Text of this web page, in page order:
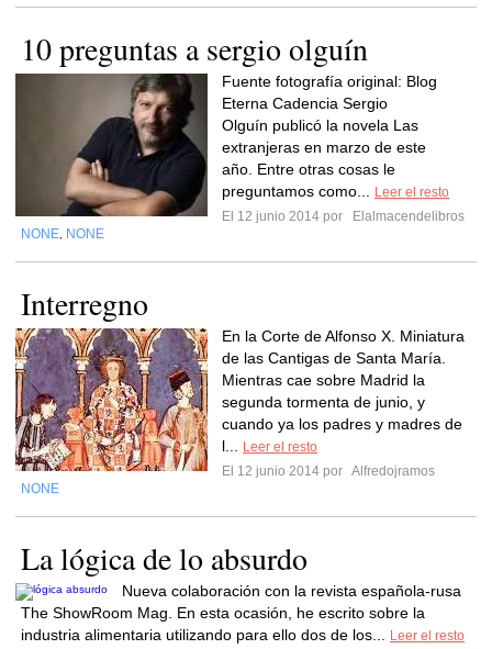
10 preguntas a sergio olguín
Fuente fotografía original: Blog
Eterna Cadencia Sergio
Olguín publicó la novela Las
extranjeras en marzo de este
año. Entre otras cosas le
preguntamos como...
Leer el resto
El 12 junio 2014 por
Elalmacendelibros
NONE NONE
Interregno
En la Corte de Alfonso X. Miniatura
de las Cantigas de Santa María.
Mientras cae sobre Madrid la
segunda tormenta de junio, y
cuando ya los padres y madres de
l...
Leer el resto
El 12 junio 2014 por Alfredojramos
NONE
La lógica de lo absurdo
Nueva colaboración con la revista española-rusa
The ShowRoom Mag. En esta ocasión, he escrito sobre la
industria alimentaria utilizando para ello dos de los...
Leer el resto